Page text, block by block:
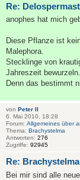
Re:
anophes hat mich
Diese Pflanze ist
Malephora.
Stecklinge von
Jahreszeit
Denn das bestimmt
von Peter II
6. Mai 2010, 18:28
Forum: Allgemeines über
Thema: Brachystelma
Antworten: 276
Zugriffe: 92945
Re: Brachystelma
Bei mir sind alle